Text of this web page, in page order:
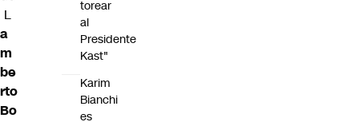
L
a
m
be
rto
Bo
torear
al
Presidente
Kast"
Karim
Bianchi
es